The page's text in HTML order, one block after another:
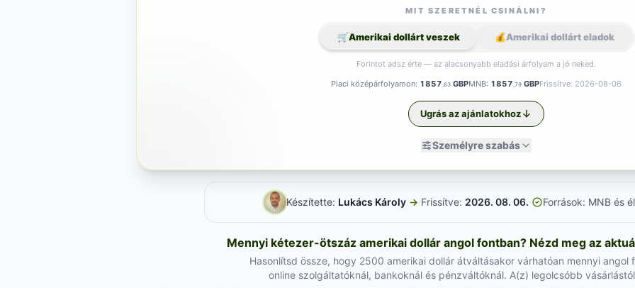
Piaci középárfolyamon: 1857 ,63 GBPMNB: 1857 ,79 GBPFrissítve: 2026-08-06
Személyre szabás
MIT SZERETNÉL CSINÁLNI?
🛒Amerikai dollárt veszek 💰Amerikai dollárt eladok
Forintot adsz érte — az alacsonyabb eladási árfolyam a jó neked.
Ugrás az ajánlatokhoz
Készítette: Lukács Károly →·Frissítve: 2026. 08. 06.· Források: MNB és
Mennyi kétezer-ötszáz amerikai dollár angol fontban? Nézd meg az
Hasonlítsd össze, hogy 2500 amerikai dollár átváltásakor várhatóan mennyi
online szolgáltatóknál, bankoknál és pénzváltóknál. A(z) legolcsóbb